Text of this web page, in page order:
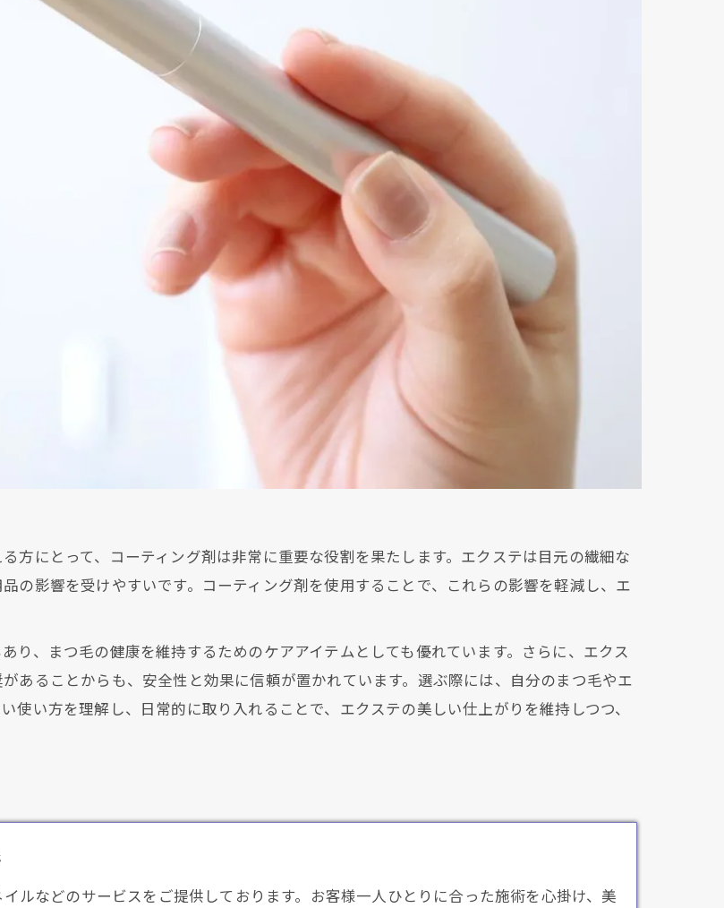
方にとって、コーティング剤は非常に重要な役割を果たします。エクステは目元の繊細な
の影響を受けやすいです。コーティング剤を使用することで、これらの影響を軽減し、エ
り、まつ毛の健康を維持するためのケアアイテムとしても優れています。さらに、エクス
あることからも、安全性と効果に信頼が置かれています。選ぶ際には、自分のまつ毛やエ
使い方を理解し、日常的に取り入れることで、エクステの美しい仕上がりを維持しつつ、
ルなどのサービスをご提供しております。お客様一人ひとりに合った施術を心掛け、美